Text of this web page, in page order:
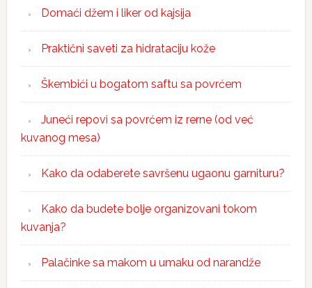
Domaći džem i liker od kajsija
Praktični saveti za hidrataciju kože
Škembići u bogatom saftu sa povrćem
Juneći repovi sa povrćem iz rerne (od već
kuvanog mesa)
Kako da odaberete savršenu ugaonu garnituru?
Kako da budete bolje organizovani tokom
kuvanja?
Palačinke sa makom u umaku od narandže